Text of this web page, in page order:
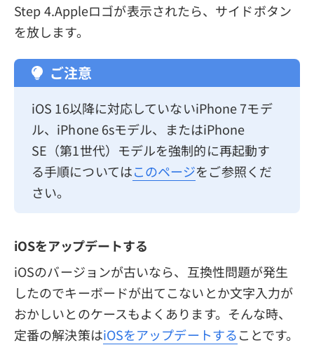
Step 4.Appleロゴが表示されたら、サイドボタン
を放します。
ご注意
iOS 16以降に対応していないiPhone 7モデ
ル、iPhone 6sモデル、またはiPhone
SE（第1世代）モデルを強制的に再起動す
る手順についてはこのページをご参照くだ
さい。
iOSをアップデートする
iOSのバージョンが古いなら、互換性問題が発生
したのでキーボードが出てこないとか文字入力が
おかしいとのケースもよくあります。そんな時、
定番の解決策はiOSをアップデートすることです。